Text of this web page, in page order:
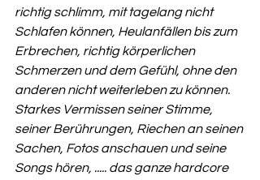
richtig schlimm, mit tagelang nicht
Schlafen können, Heulanfällen bis zum
Erbrechen, richtig körperlichen
Schmerzen und dem Gefühl, ohne den
anderen nicht weiterleben zu können.
Starkes Vermissen seiner Stimme,
seiner Berührungen, Riechen an seinen
Sachen, Fotos anschauen und seine
Songs hören, ..... das ganze hardcore